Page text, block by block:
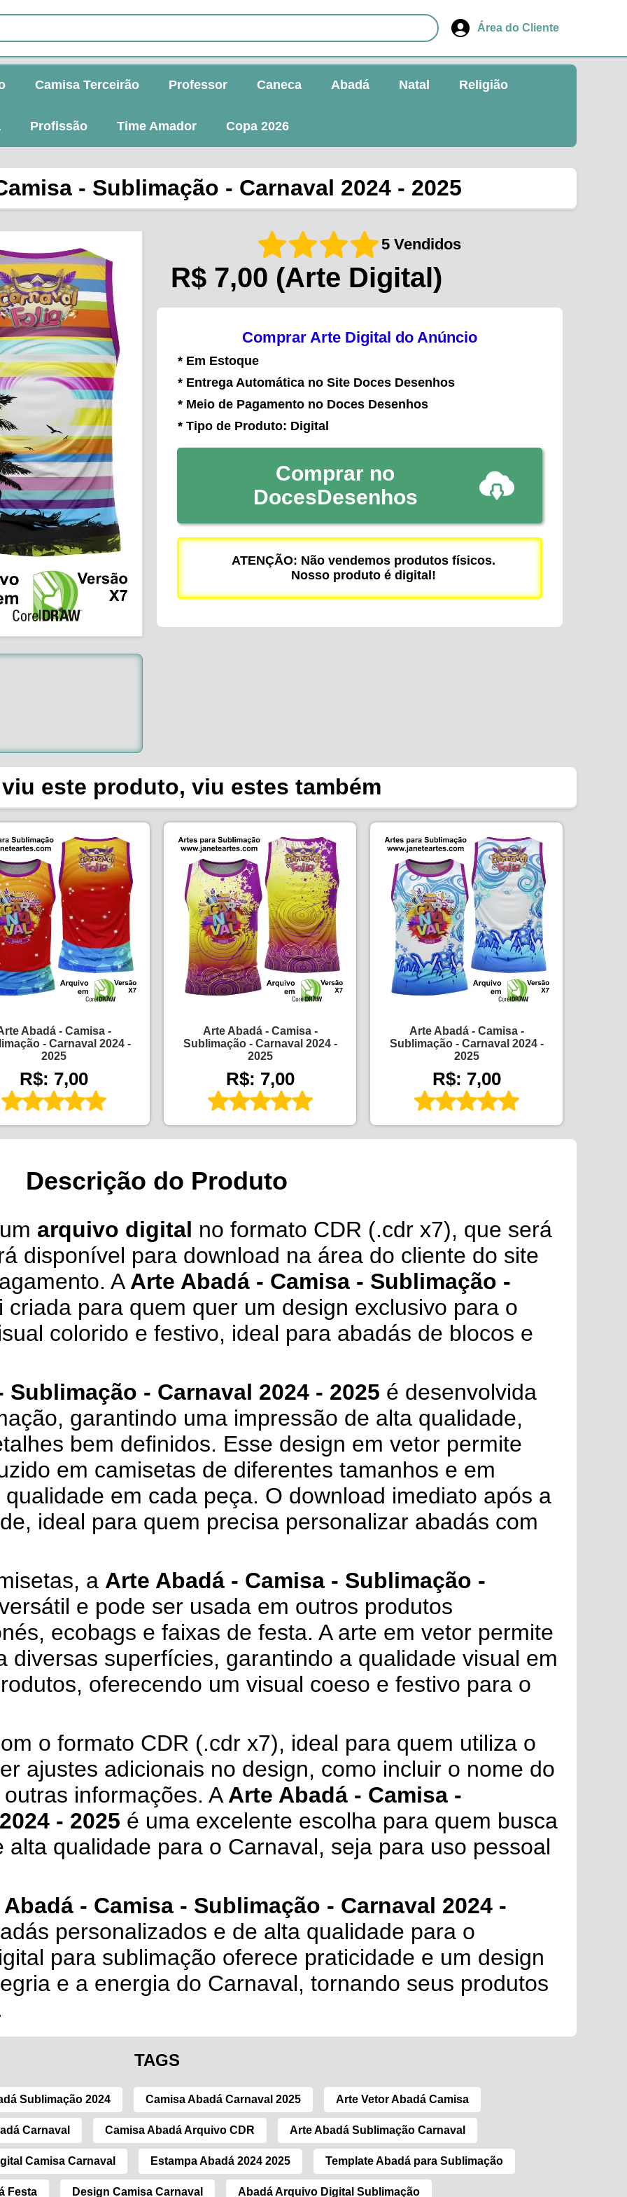
Área do Cliente
Camisa Terceirão Professor Caneca Abadá Natal Religião
Profissão Time Amador Copa 2026
- Sublimação - Carnaval 2024 - 2025
5 Vendidos
R$ 7,00 (Arte Digital)
Comprar Arte Digital do Anúncio
* Em Estoque
* Entrega Automática no Site Doces Desenhos
* Meio de Pagamento no Doces Desenhos
* Tipo de Produto: Digital
Comprar no
DocesDesenhos
ATENÇÃO: Não vendemos produtos físicos.
Nosso produto é digital!
este produto, viu estes também
Abadá - Camisa -
- Carnaval 2024 -
2025
R$: 7,00
Arte Abadá - Camisa -
Sublimação - Carnaval 2024 -
2025
R$: 7,00
Arte Abadá - Camisa -
Sublimação - Carnaval 2024 -
2025
R$: 7,00
Descrição do Produto
arquivo digital no formato CDR (.cdr x7), que será
disponível para download na área do cliente do site
AArte Abadá - Camisa - Sublimação -
para quem quer um design exclusivo para o
colorido e festivo, ideal para abadás de blocos e
- Carnaval 2024 - 2025 é desenvolvida
garantindo uma impressão de alta qualidade,
bem definidos. Esse design em vetor permite
em camisetas de diferentes tamanhos e em
em cada peça. O download imediato após a
ideal para quem precisa personalizar abadás com
a Arte Abadá - Camisa - Sublimação -
e pode ser usada em outros produtos
ecobags e faixas de festa. A arte em vetor permite
diversas superfícies, garantindo a qualidade visual em
oferecendo um visual coeso e festivo para o
o formato CDR (.cdr x7), ideal para quem utiliza o
ajustes adicionais no design, como incluir o nome do
informações. AArte Abadá - Camisa -
- 2025 é uma excelente escolha para quem busca
qualidade para o Carnaval, seja para uso pessoal
- Camisa - Sublimação - Carnaval 2024 -
personalizados e de alta qualidade para o
para sublimação oferece praticidade e um design
e a energia do Carnaval, tornando seus produtos
TAGS
Sublimação 2024 Camisa Abadá Carnaval 2025 Arte Vetor Abadá Camisa
Carnaval Camisa Abadá Arquivo CDR Arte Abadá Sublimação Carnaval
Camisa Carnaval Estampa Abadá 2024 2025 Template Abadá para Sublimação
Festa Design Camisa Carnaval Abadá Arquivo Digital Sublimação